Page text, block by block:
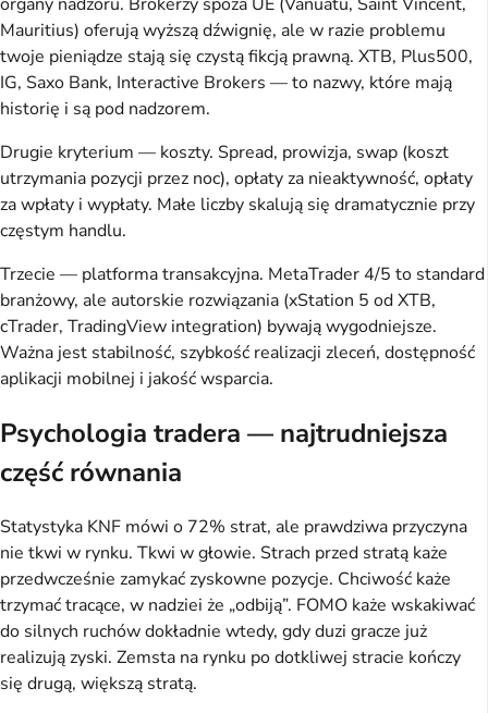
Mauritius) oferują wyższą dźwignię, ale w razie problemu
twoje pieniądze stają się czystą fikcją prawną. XTB, Plus500,
IG, Saxo Bank, Interactive Brokers — to nazwy, które mają
historię i są pod nadzorem.
Drugie kryterium — koszty. Spread, prowizja, swap (koszt
utrzymania pozycji przez noc), opłaty za nieaktywność, opłaty
za wpłaty i wypłaty. Małe liczby skalują się dramatycznie przy
częstym handlu.
Trzecie — platforma transakcyjna. MetaTrader 4/5 to standard
branżowy, ale autorskie rozwiązania (xStation 5 od XTB,
cTrader, TradingView integration) bywają wygodniejsze.
Ważna jest stabilność, szybkość realizacji zleceń, dostępność
aplikacji mobilnej i jakość wsparcia.
Psychologia tradera — najtrudniejsza
część równania
Statystyka KNF mówi o 72% strat, ale prawdziwa przyczyna
nie tkwi w rynku. Tkwi w głowie. Strach przed stratą każe
przedwcześnie zamykać zyskowne pozycje. Chciwość każe
trzymać tracące, w nadziei że „odbiją”. FOMO każe wskakiwać
do silnych ruchów dokładnie wtedy, gdy duzi gracze już
realizują zyski. Zemsta na rynku po dotkliwej stracie kończy
się drugą, większą stratą.